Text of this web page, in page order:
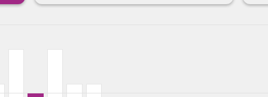
DGO–PVR: cmp-view-offers-
DGO–PVR: cmp-view-offers-
DGO–PVR: cmp-view-
DGO–PVR: cmp-
DGO–PVR: cmp-
DGO–PVR: